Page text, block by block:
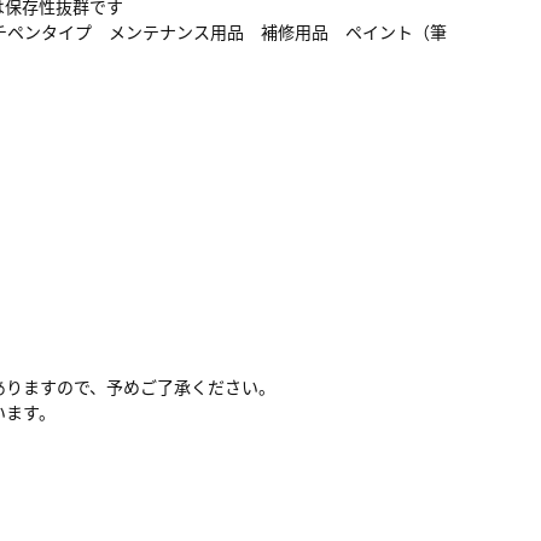
存性抜群です
ンタイプ メンテナンス用品 補修用品 ペイント（筆
ますので、予めご了承ください。
す。